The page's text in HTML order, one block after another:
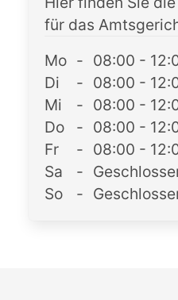
für das
Mo - 08:00 -
Di
- 08:00 -
Mi
- 08:00 -
Do
- 08:00 -
Fr
- 08:00 -
Sa
-
So
-